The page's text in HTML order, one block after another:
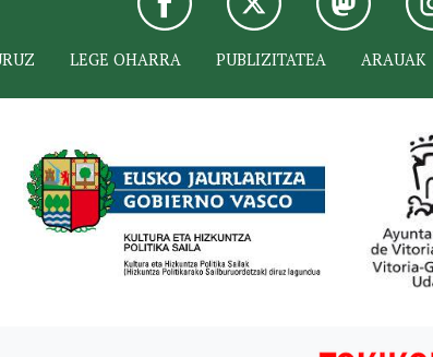
LEGE OHARRA PUBLIZITATEA ARAUAK